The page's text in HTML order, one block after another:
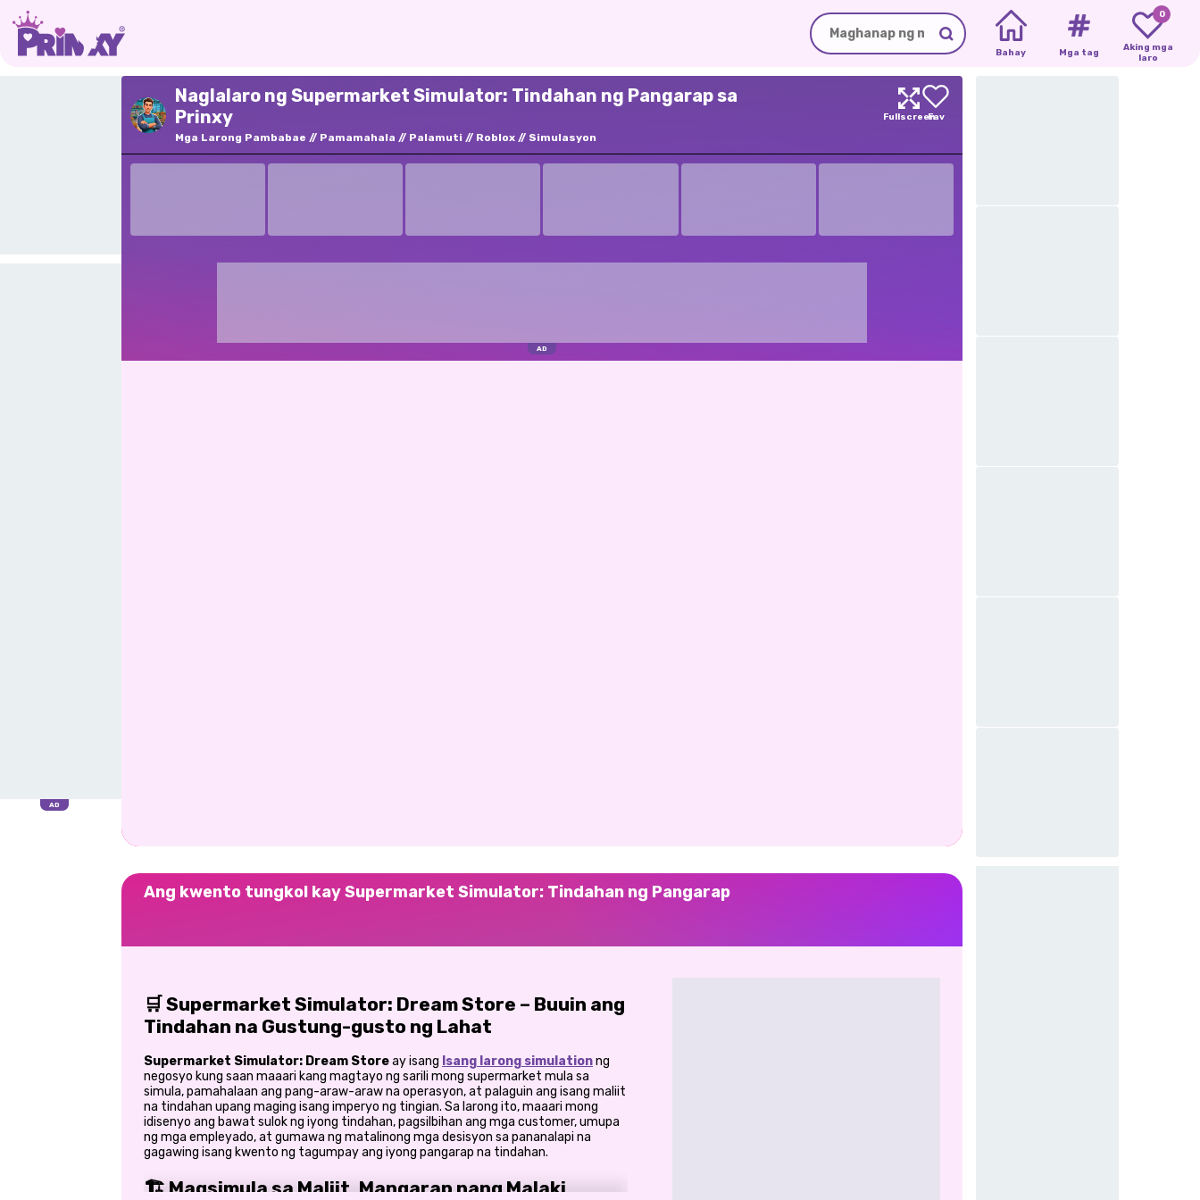
Bahay Mga tag
0
Aking mga
laro
Naglalaro ng Supermarket Simulator: Tindahan ng Pangarap sa
Prinxy
Mga Larong Pambabae Pamamahala Palamuti Roblox Simulasyon
Ang kwento tungkol kay Supermarket Simulator: Tindahan ng Pangarap
🛒 Supermarket Simulator: Dream Store – Buuin ang
Tindahan na Gustung-gusto ng Lahat
Supermarket Simulator: Dream Storeay isang Isang larong simulationng
negosyo kung saan maaari kang magtayo ng sarili mong supermarket mula sa
simula, pamahalaan ang pang-araw-araw na operasyon, at palaguin ang isang maliit
na tindahan upang maging isang imperyo ng tingian. Sa larong ito, maaari mong
idisenyo ang bawat sulok ng iyong tindahan, pagsilbihan ang mga customer, umupa
ng mga empleyado, at gumawa ng matalinong mga desisyon sa pananalapi na
gagawing isang kwento ng tagumpay ang iyong pangarap na tindahan.
🏗️ Magsimula sa Maliit, Mangarap nang Malaki